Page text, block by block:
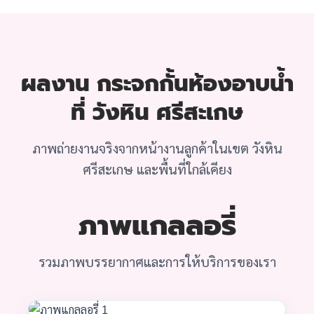
ผลงาน กระจกกั้นห้องอาบน้ำ
ที่ วังหิน ศรีสะเกษ
ภาพถ่ายงานจริงจากหน้างานลูกค้าในเขต วังหิน
ศรีสะเกษ และพื้นที่ใกล้เคียง
ภาพแกลลอรี่
รวมภาพบรรยากาศและการให้บริการของเรา